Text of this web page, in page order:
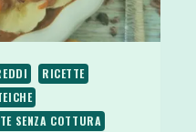
RICETTE
SENZA COTTURA